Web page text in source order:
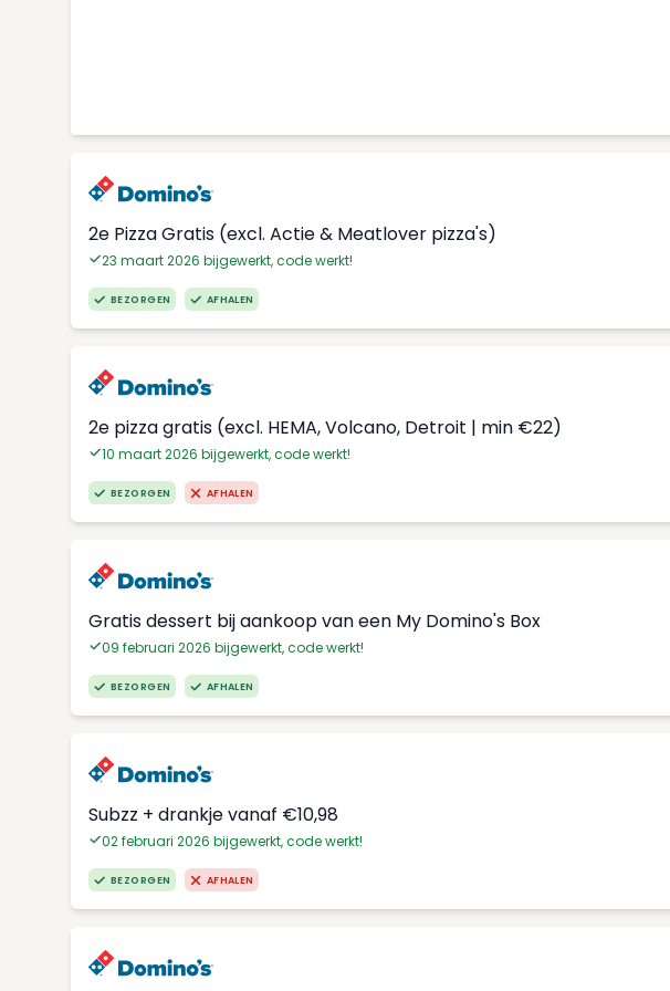
2e Pizza Gratis (excl. Actie & Meatlover pizza's)
23 maart 2026 bijgewerkt, code werkt!
BEZORGEN AFHALEN
2e pizza gratis (excl. HEMA, Volcano, Detroit | min €22)
10 maart 2026 bijgewerkt, code werkt!
BEZORGEN AFHALEN
Gratis dessert bij aankoop van een My Domino's Box
09 februari 2026 bijgewerkt, code werkt!
BEZORGEN AFHALEN
Subzz + drankje vanaf €10,98
02 februari 2026 bijgewerkt, code werkt!
BEZORGEN AFHALEN